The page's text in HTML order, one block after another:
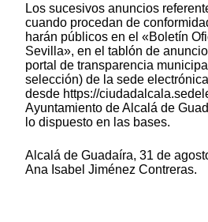
Los sucesivos anuncios
cuando procedan de
harán públicos en el «Boletín
Sevilla», en el tablón de
portal de transparencia
selección) de la sede
desde https://
Ayuntamiento de Alcalá de
lo dispuesto en las bases.
Alcalá de Guadaíra, 31 de
Ana Isabel Jiménez Contreras.